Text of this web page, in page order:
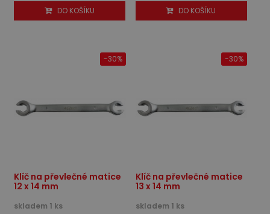
DO KOŠÍKU
DO KOŠÍKU
Klíč na převlečné matice
12 x 14 mm
skladem 1 ks
-30%
Klíč na převlečné matice
13 x 14 mm
skladem 1 ks
-30%